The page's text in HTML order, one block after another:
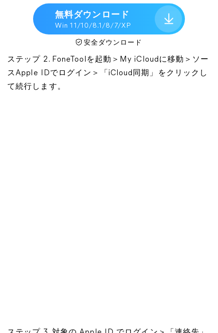
無料ダウンロード
Win 11/10/8.1/8/7/XP
安全ダウンロード
ステップ 2. FoneToolを起動＞My iCloudに移動＞ソー
スApple IDでログイン＞「iCloud同期」をクリックし
て続行します。